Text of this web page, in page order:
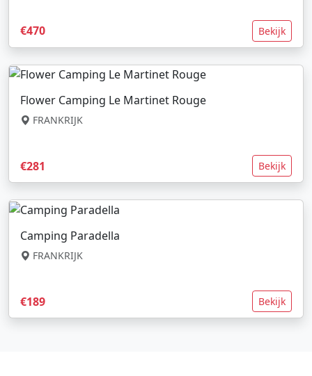
€470 Bekijk
Flower Camping Le Martinet Rouge
FRANKRIJK
€281 Bekijk
Camping Paradella
FRANKRIJK
€189 Bekijk